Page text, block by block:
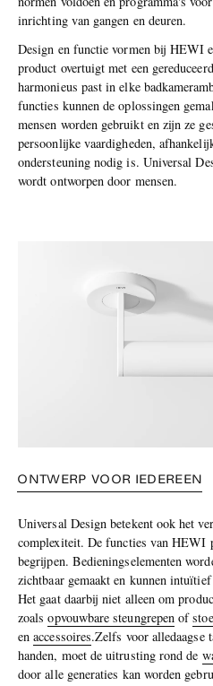
inrichting van gangen en deuren.
Design en functie vormen bij HEWI
product overtuigt met een
harmonieus past in elke
functies kunnen de oplossingen
mensen worden gebruikt en zijn ze
persoonlijke vaardigheden,
ondersteuning nodig is. Universal
wordt ontworpen door mensen.
ONTWERP VOOR IEDEREEN
Universal Design betekent ook het
complexiteit. De functies van HEWI
begrijpen. Bedieningselementen
zichtbaar gemaakt en kunnen
Het gaat daarbij niet alleen om
zoalsopvouwbare steungrepen of
enaccessoires.Zelfs voor alledaagse
handen, moet de uitrusting rond de
door alle generaties kan worden